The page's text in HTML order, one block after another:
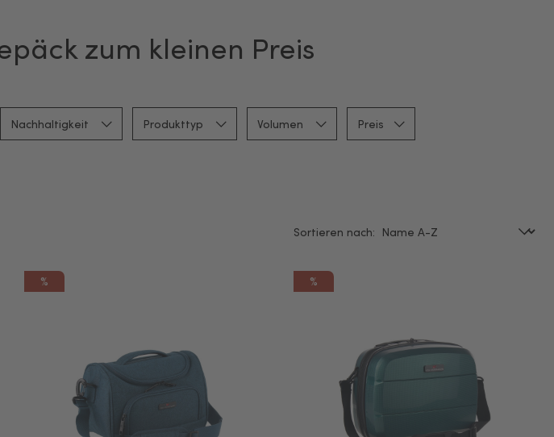
zum kleinen Preis
Nachhaltigkeit Produkttyp Volumen Preis
Sortieren nach:
% %